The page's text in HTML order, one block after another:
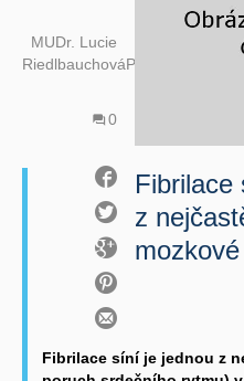
MUDr. Lucie
RiedlbauchováPh.D.
0
Fibrilace
z
Fibrilace síní je jednou z